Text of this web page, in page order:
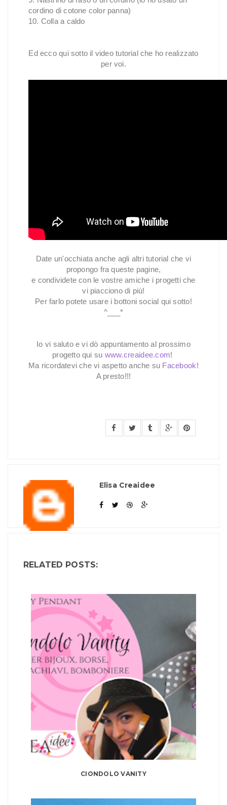
cordino di cotone color panna)
10. Colla a caldo
Ed ecco qui sotto il video tutorial che ho realizzato
per voi.
Date un'occhiata anche agli altri tutorial che vi
propongo fra queste pagine,
e condividete con le vostre amiche i progetti che
vi piacciono di più!
Per farlo potete usare i bottoni social qui sotto!
^___*
Io vi saluto e vi dò appuntamento al prossimo
progetto qui su www.creaidee.com!
Ma ricordatevi che vi aspetto anche su Facebook!
A presto!!!
Elisa Creaidee
RELATED POSTS:
CIONDOLO VANITY